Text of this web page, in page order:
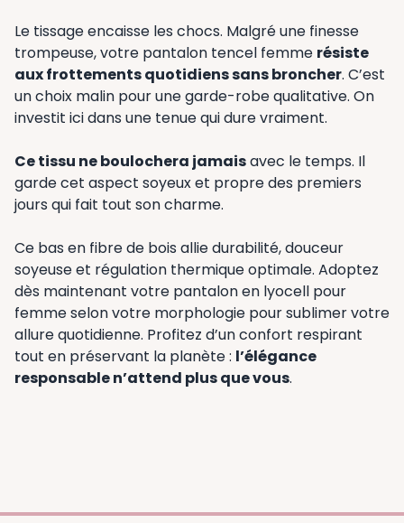
Le tissage encaisse les chocs. Malgré une finesse
trompeuse, votre pantalon tencel femme résiste
aux frottements quotidiens sans broncher. C’est
un choix malin pour une garde-robe qualitative. On
investit ici dans une tenue qui dure vraiment.
Ce tissu ne boulochera jamaisavec le temps. Il
garde cet aspect soyeux et propre des premiers
jours qui fait tout son charme.
Ce bas en fibre de bois allie durabilité, douceur
soyeuse et régulation thermique optimale. Adoptez
dès maintenant votre pantalon en lyocell pour
femme selon votre morphologie pour sublimer votre
allure quotidienne. Profitez d’un confort respirant
tout en préservant la planète : l’élégance
responsable n’attend plus que vous.